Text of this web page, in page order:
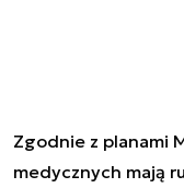
Zgodnie z planami
medycznych mają